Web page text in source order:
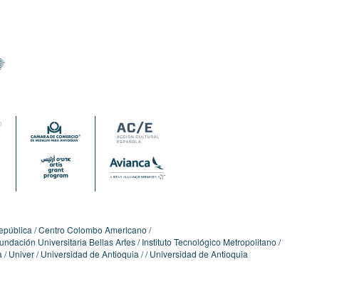
Centro Colombo Americano
Universitaria Bellas Artes Instituto Tecnológico Metropolitano
Univer Universidad de Antioquia Universidad de Antioquia